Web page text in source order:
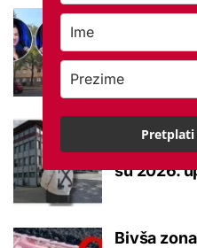
Ovo je 5
brucoš
Ovo je 10
u
su 2026.
Bivša